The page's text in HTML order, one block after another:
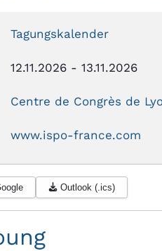
Tagungskalender
12.11.2026 - 13.11.2026
Centre de Congrès de
www.ispo-france.com
Outlook (.ics)